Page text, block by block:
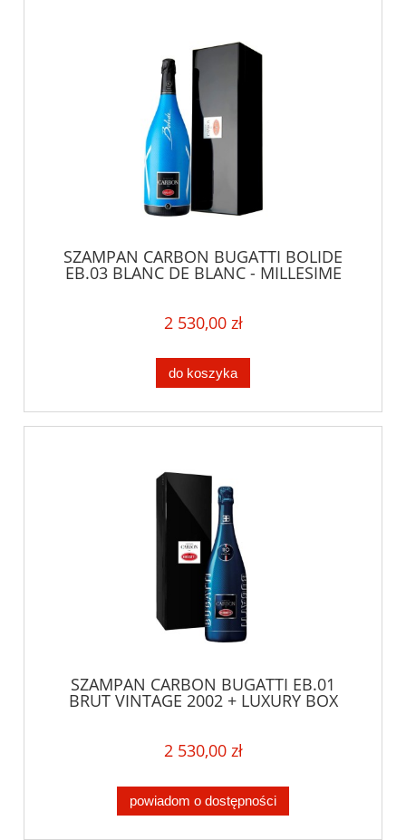
SZAMPAN CARBON BUGATTI BOLIDE
EB.03 BLANC DE BLANC - MILLESIME
2 530,00 zł
do koszyka
SZAMPAN CARBON BUGATTI EB.01
BRUT VINTAGE 2002 + LUXURY BOX
2 530,00 zł
powiadom o dostępności